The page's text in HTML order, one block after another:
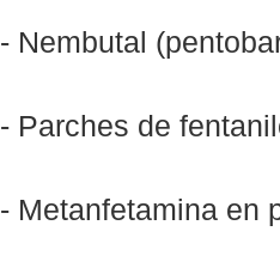
- Nembutal
- Parches de
- Metanfetamina en